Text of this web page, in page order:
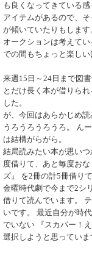
も良くなってきている
アイテムがあるので、
が傾いていたりもします
オークションは考えて
での間もちょっと楽し
来週15日～24日まで図
とだけ長く本が借りら
した。
が、今回はあらかじめ
うろうろうろうろ。 ん
は結構がらがら。
結局読みたい本が思い
度借りて、あと毎度お
ズ』 を2冊の計5冊借り
金曜時代劇で今まで2シ
借りて読んでいます。
いです。 最近自分が時
でいない 『スカパー！
選択しようと思ってい